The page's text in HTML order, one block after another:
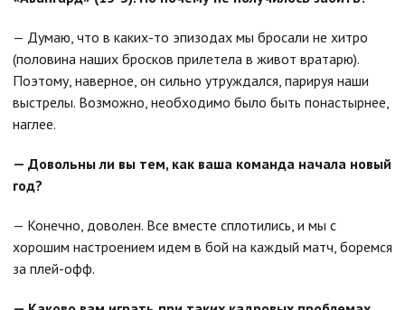
— Думаю, что в каких-то эпизодах мы бросали не хитро
(половина наших бросков прилетела в живот вратарю).
Поэтому, наверное, он сильно утруждался, парируя наши
выстрелы. Возможно, необходимо было быть понастырнее,
наглее.
— Довольны ли вы тем, как ваша команда начала новый
год?
— Конечно, доволен. Все вместе сплотились, и мы с
хорошим настроением идем в бой на каждый матч, боремся
за плей-офф.